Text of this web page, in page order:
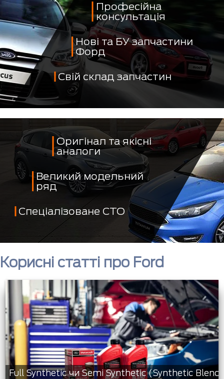
Професійна
консультація
Нові та БУ запчастини
Форд
Свій склад запчастин
Оригінал та якісні
аналоги
Великий модельний
ряд
Спеціалізоване СТО
Корисні статті про Ford
Full Synthetic чи Semi Synthetic (Synthetic Blend